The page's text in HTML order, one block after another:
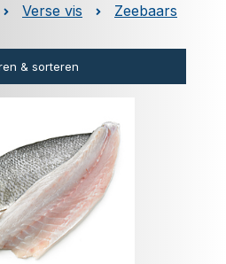
Verse vis Zeebaars
& sorteren